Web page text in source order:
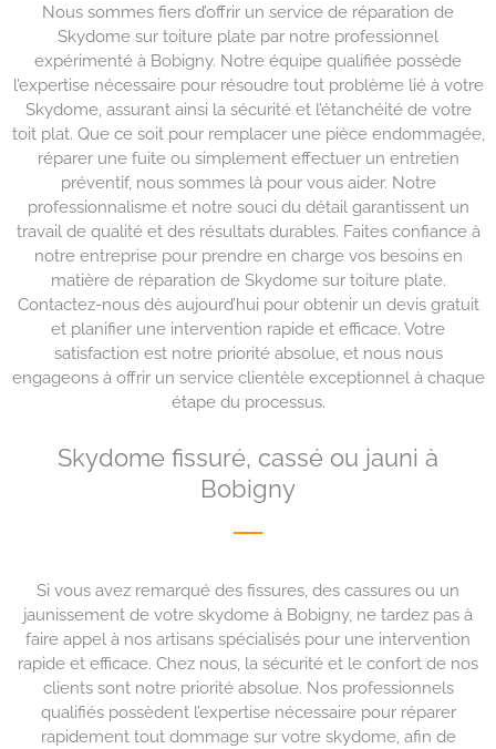
Nous sommes fiers d’offrir un service de réparation de
Skydome sur toiture plate par notre professionnel
expérimenté à Bobigny. Notre équipe qualifiée possède
l’expertise nécessaire pour résoudre tout problème lié à votre
Skydome, assurant ainsi la sécurité et l’étanchéité de votre
toit plat. Que ce soit pour remplacer une pièce endommagée,
réparer une fuite ou simplement effectuer un entretien
préventif, nous sommes là pour vous aider. Notre
professionnalisme et notre souci du détail garantissent un
travail de qualité et des résultats durables. Faites confiance à
notre entreprise pour prendre en charge vos besoins en
matière de réparation de Skydome sur toiture plate.
Contactez-nous dès aujourd’hui pour obtenir un devis gratuit
et planifier une intervention rapide et efficace. Votre
satisfaction est notre priorité absolue, et nous nous
engageons à offrir un service clientèle exceptionnel à chaque
étape du processus.
Skydome fissuré, cassé ou jauni à
Bobigny
Si vous avez remarqué des fissures, des cassures ou un
jaunissement de votre skydome à Bobigny, ne tardez pas à
faire appel à nos artisans spécialisés pour une intervention
rapide et efficace. Chez nous, la sécurité et le confort de nos
clients sont notre priorité absolue. Nos professionnels
qualifiés possèdent l’expertise nécessaire pour réparer
rapidement tout dommage sur votre skydome, afin de